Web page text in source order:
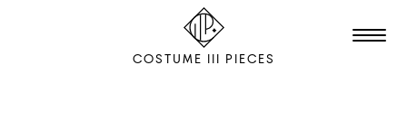
COSTUME III PIECES